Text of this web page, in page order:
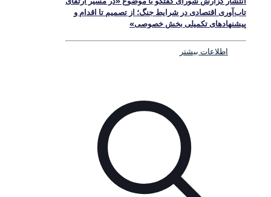
تاب‌آوری اقتصادی در شرایط جنگ؛ از تصمیم تا اقدام و
پیشنهادهای تکمیلی بخش خصوصی»
اطلاعات بیشتر